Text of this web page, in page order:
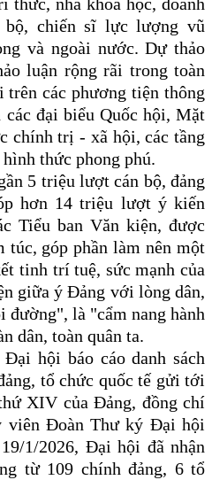
thức, nhà khoa học, doanh
bộ, chiến sĩ lực lượng vũ
và ngoài nước. Dự thảo
luận rộng rãi trong toàn
trên các phương tiện thông
đại biểu Quốc hội, Mặt
chính trị - xã hội, các tầng
thức phong phú.
5 triệu lượt cán bộ, đảng
hơn 14 triệu lượt ý kiến
Tiểu ban Văn kiện, được
túc, góp phần làm nên một
tinh trí tuệ, sức mạnh của
giữa ý Đảng với lòng dân,
đường", là "cẩm nang hành
dân, toàn quân ta.
hội báo cáo danh sách
tổ chức quốc tế gửi tới
XIV của Đảng, đồng chí
viên Đoàn Thư ký Đại hội
1/2026, Đại hội đã nhận
từ 109 chính đảng, 6 tổ